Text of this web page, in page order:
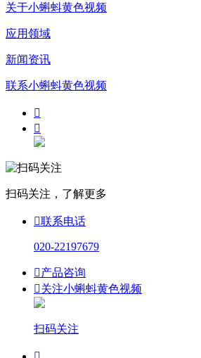
关于小蝌蚪黄色视频
应用领域
新闻资讯
联系小蝌蚪黄色视频


扫码关注，了解更多
联系电话
020-22197679
产品咨询
关注小蝌蚪黄色视频
扫码关注